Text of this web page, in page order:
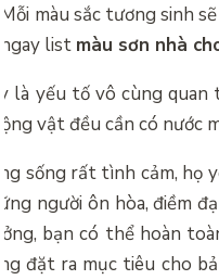
màu sắc tương sinh
list màu sơn nhà
là yếu tố vô cùng
vật đều cần có nước
sống rất tình cảm, họ
người ôn hòa, điềm
bạn có thể hoàn
đặt ra mục tiêu cho